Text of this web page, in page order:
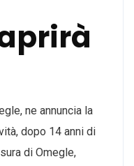
ne annuncia la
dopo 14 anni di
di Omegle,